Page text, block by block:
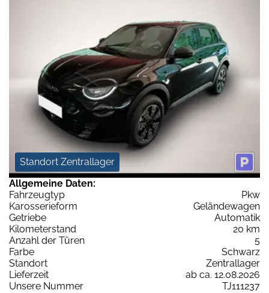
Standort Zentrallager
Allgemeine Daten:
Fahrzeugtyp
Pkw
Karosserieform
Geländewagen
Getriebe
Automatik
Kilometerstand
20 km
Anzahl der Türen
5
Farbe
Schwarz
Standort
Zentrallager
Lieferzeit
ab ca. 12.08.2026
Unsere Nummer
TJ111237